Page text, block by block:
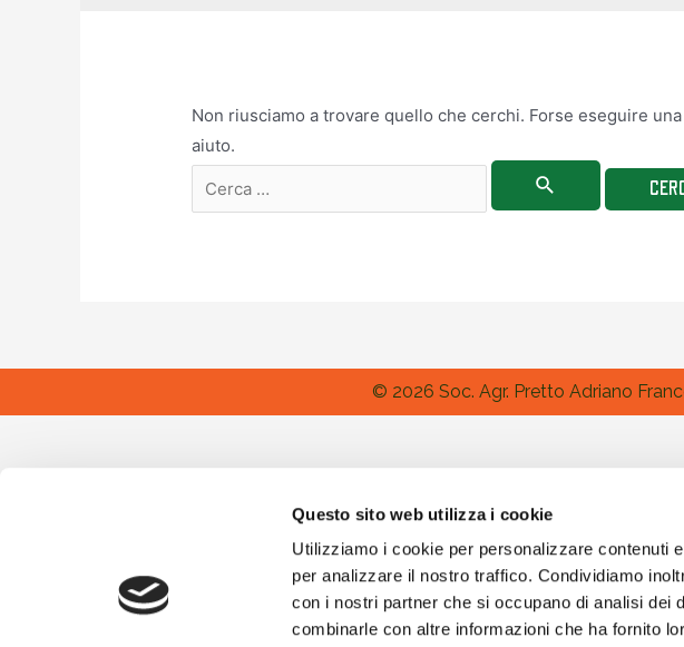
Questo sito web utilizza i cookie
Utilizziamo i cookie per personalizzare contenuti
per analizzare il nostro traffico. Condividiamo
con i nostri partner che si occupano di analisi dei
combinarle con altre informazioni che ha fornito
Non riusciamo a trovare quello che cerchi. Forse eseguire
aiuto.
© 2026 Soc. Agr. Pretto Adriano